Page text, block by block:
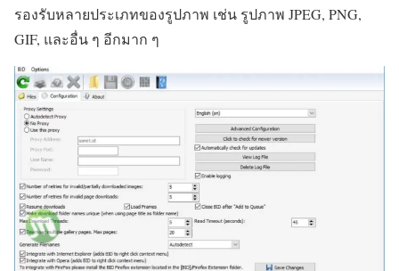
รองรับหลายประเภทของรูปภาพ เช่น รูปภาพ JPEG, PNG,
GIF, และอื่น ๆ อีกมาก ๆ